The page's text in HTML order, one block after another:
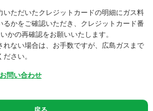
いただいたクレジットカードの明細にガス料
るかをご確認いただき、クレジットカード番
かの再確認をお願いいたします。
れない場合は、お手数ですが、広島ガスまで
さい。
問い合わせ